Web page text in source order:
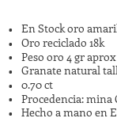
En Stock oro
Oro reciclado 18k
Peso oro 4 gr aprox
Granate natural
0.70 ct
Procedencia: mina
Hecho a mano en